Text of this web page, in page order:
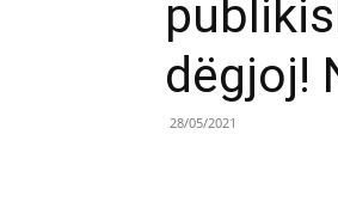
dëgjoj!
28/05/2021